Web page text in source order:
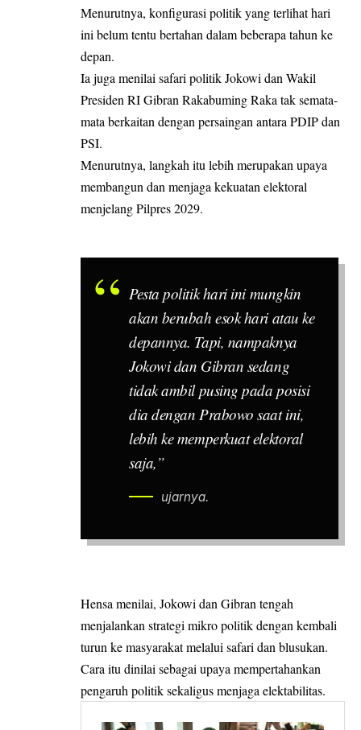
Menurutnya, konfigurasi politik yang terlihat hari
ini belum tentu bertahan dalam beberapa tahun ke
depan.
Ia juga menilai safari politik Jokowi dan Wakil
Presiden RI Gibran Rakabuming Raka tak semata-
mata berkaitan dengan persaingan antara PDIP dan
PSI.
Menurutnya, langkah itu lebih merupakan upaya
membangun dan menjaga kekuatan elektoral
menjelang Pilpres 2029.
Pesta politik hari ini mungkin
akan berubah esok hari atau ke
depannya. Tapi, nampaknya
Jokowi dan Gibran sedang
tidak ambil pusing pada posisi
dia dengan Prabowo saat ini,
lebih ke memperkuat elektoral
saja,”
ujarnya.
Hensa menilai, Jokowi dan Gibran tengah
menjalankan strategi mikro politik dengan kembali
turun ke masyarakat melalui safari dan blusukan.
Cara itu dinilai sebagai upaya mempertahankan
pengaruh politik sekaligus menjaga elektabilitas.